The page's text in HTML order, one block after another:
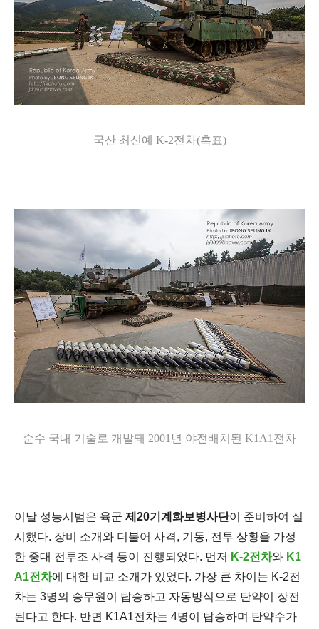
국산 최신예 K-2전차(흑표)
순수 국내 기술로 개발돼 2001년 야전배치된 K1A1전차
이날 성능시범은 육군 제20기계화보병사단이 준비하여 실
시했다. 장비 소개와 더불어 사격, 기동, 전투 상황을 가정
한 중대 전투조 사격 등이 진행되었다. 먼저 K-2전차와 K1
A1전차에 대한 비교 소개가 있었다. 가장 큰 차이는 K-2전
차는 3명의 승무원이 탑승하고 자동방식으로 탄약이 장전
된다고 한다. 반면 K1A1전차는 4명이 탑승하며 탄약수가